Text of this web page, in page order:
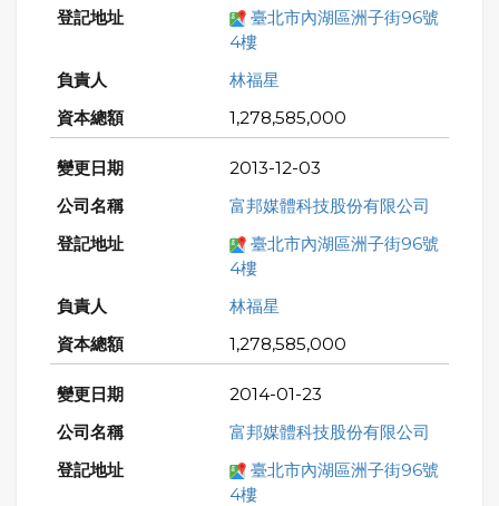
臺北市內湖區洲子街96號
4樓
林福星
1,278,585,000
2013-12-03
富邦媒體科技股份有限公司
臺北市內湖區洲子街96號
4樓
林福星
1,278,585,000
2014-01-23
富邦媒體科技股份有限公司
臺北市內湖區洲子街96號
4樓